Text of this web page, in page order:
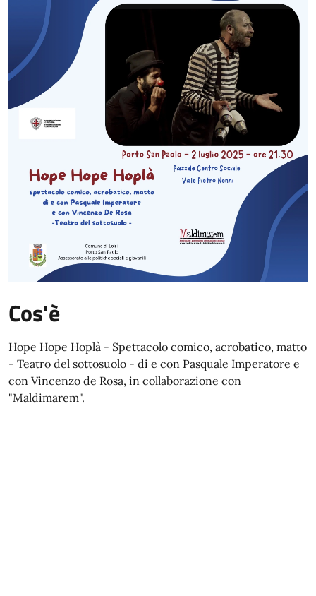
Cos'è
Hope Hope Hoplà - Spettacolo comico, acrobatico, matto
- Teatro del sottosuolo - di e con Pasquale Imperatore e
con Vincenzo de Rosa, in collaborazione con
"Maldimarem".